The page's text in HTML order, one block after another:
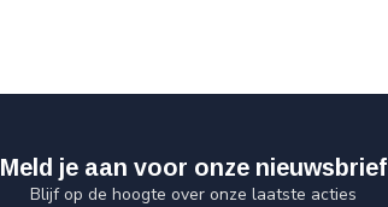
Meld je aan voor onze nieuwsbrief
Blijf op de hoogte over onze laatste acties